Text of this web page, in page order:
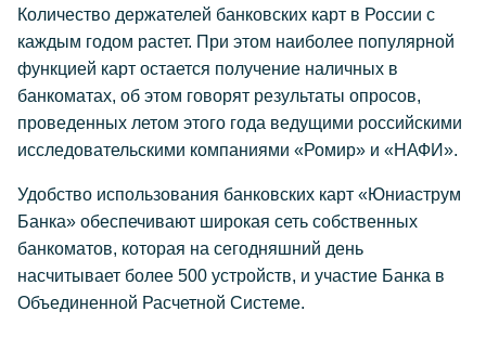
Количество держателей банковских карт в России с
каждым годом растет. При этом наиболее популярной
функцией карт остается получение наличных в
банкоматах, об этом говорят результаты опросов,
проведенных летом этого года ведущими российскими
исследовательскими компаниями «Ромир» и «НАФИ».
Удобство использования банковских карт «Юниаструм
Банка» обеспечивают широкая сеть собственных
банкоматов, которая на сегодняшний день
насчитывает более 500 устройств, и участие Банка в
Объединенной Расчетной Системе.